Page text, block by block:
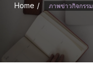
Home ภาพข่าวกิจกรรม